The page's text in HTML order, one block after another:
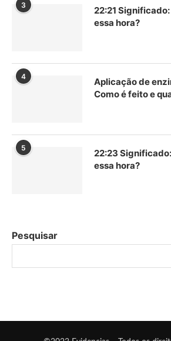
3
22:21
essa hora?
4
Aplicação de
Como é feito e
5
22:23
essa hora?
Pesquisar